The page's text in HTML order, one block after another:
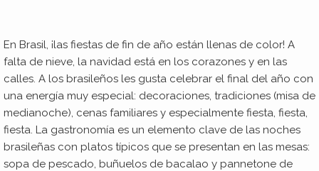
En Brasil, ¡las fiestas de fin de año están llenas de color! A
falta de nieve, la navidad está en los corazones y en las
calles. A los brasileños les gusta celebrar el final del año con
una energía muy especial: decoraciones, tradiciones (misa de
medianoche), cenas familiares y especialmente fiesta, fiesta,
fiesta. La gastronomía es un elemento clave de las noches
brasileñas con platos típicos que se presentan en las mesas:
sopa de pescado, buñuelos de bacalao y pannetone de